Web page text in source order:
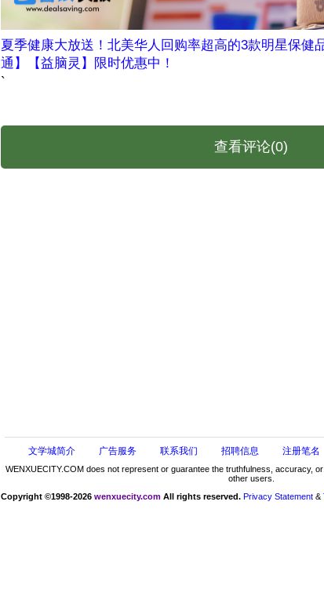
夏季健康大放送！北美华人回购率超高的3款明星保健
通】【益脑灵】限时优惠中！
`
查看评论(0)
文学城简介 广告服务 联系我们 招聘信息 注册笔名
WENXUECITY.COM does not represent or guarantee the truthfulness, accuracy,
other users.
Copyright ©1998-2026 wenxuecity.com All rights reserved. Privacy Statement &